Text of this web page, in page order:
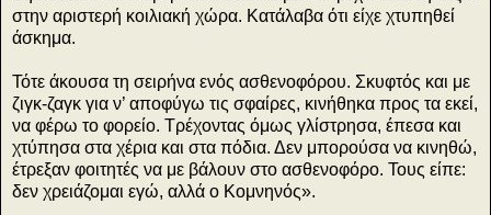
στην αριστερή κοιλιακή χώρα. Κατάλαβα ότι είχε χτυπηθεί
άσκημα.
Τότε άκουσα τη σειρήνα ενός ασθενοφόρου. Σκυφτός και με
ζιγκ-ζαγκ για ν’ αποφύγω τις σφαίρες, κινήθηκα προς τα εκεί,
να φέρω το φορείο. Τρέχοντας όμως γλίστρησα, έπεσα και
χτύπησα στα χέρια και στα πόδια. Δεν μπορούσα να κινηθώ,
έτρεξαν φοιτητές να με βάλουν στο ασθενοφόρο. Τους είπε:
δεν χρειάζομαι εγώ, αλλά ο Κομνηνός».